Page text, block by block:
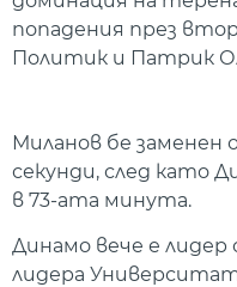
попадения през
Политик и Патрик
Миланов бе заменен
секунди, след като
в 73-ата минута.
Динамо вече е лидер
лидера